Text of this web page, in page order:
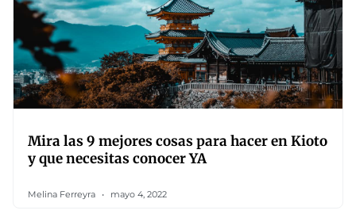
Mira las 9 mejores cosas para hacer en Kioto
y que necesitas conocer YA
Melina Ferreyra mayo 4, 2022